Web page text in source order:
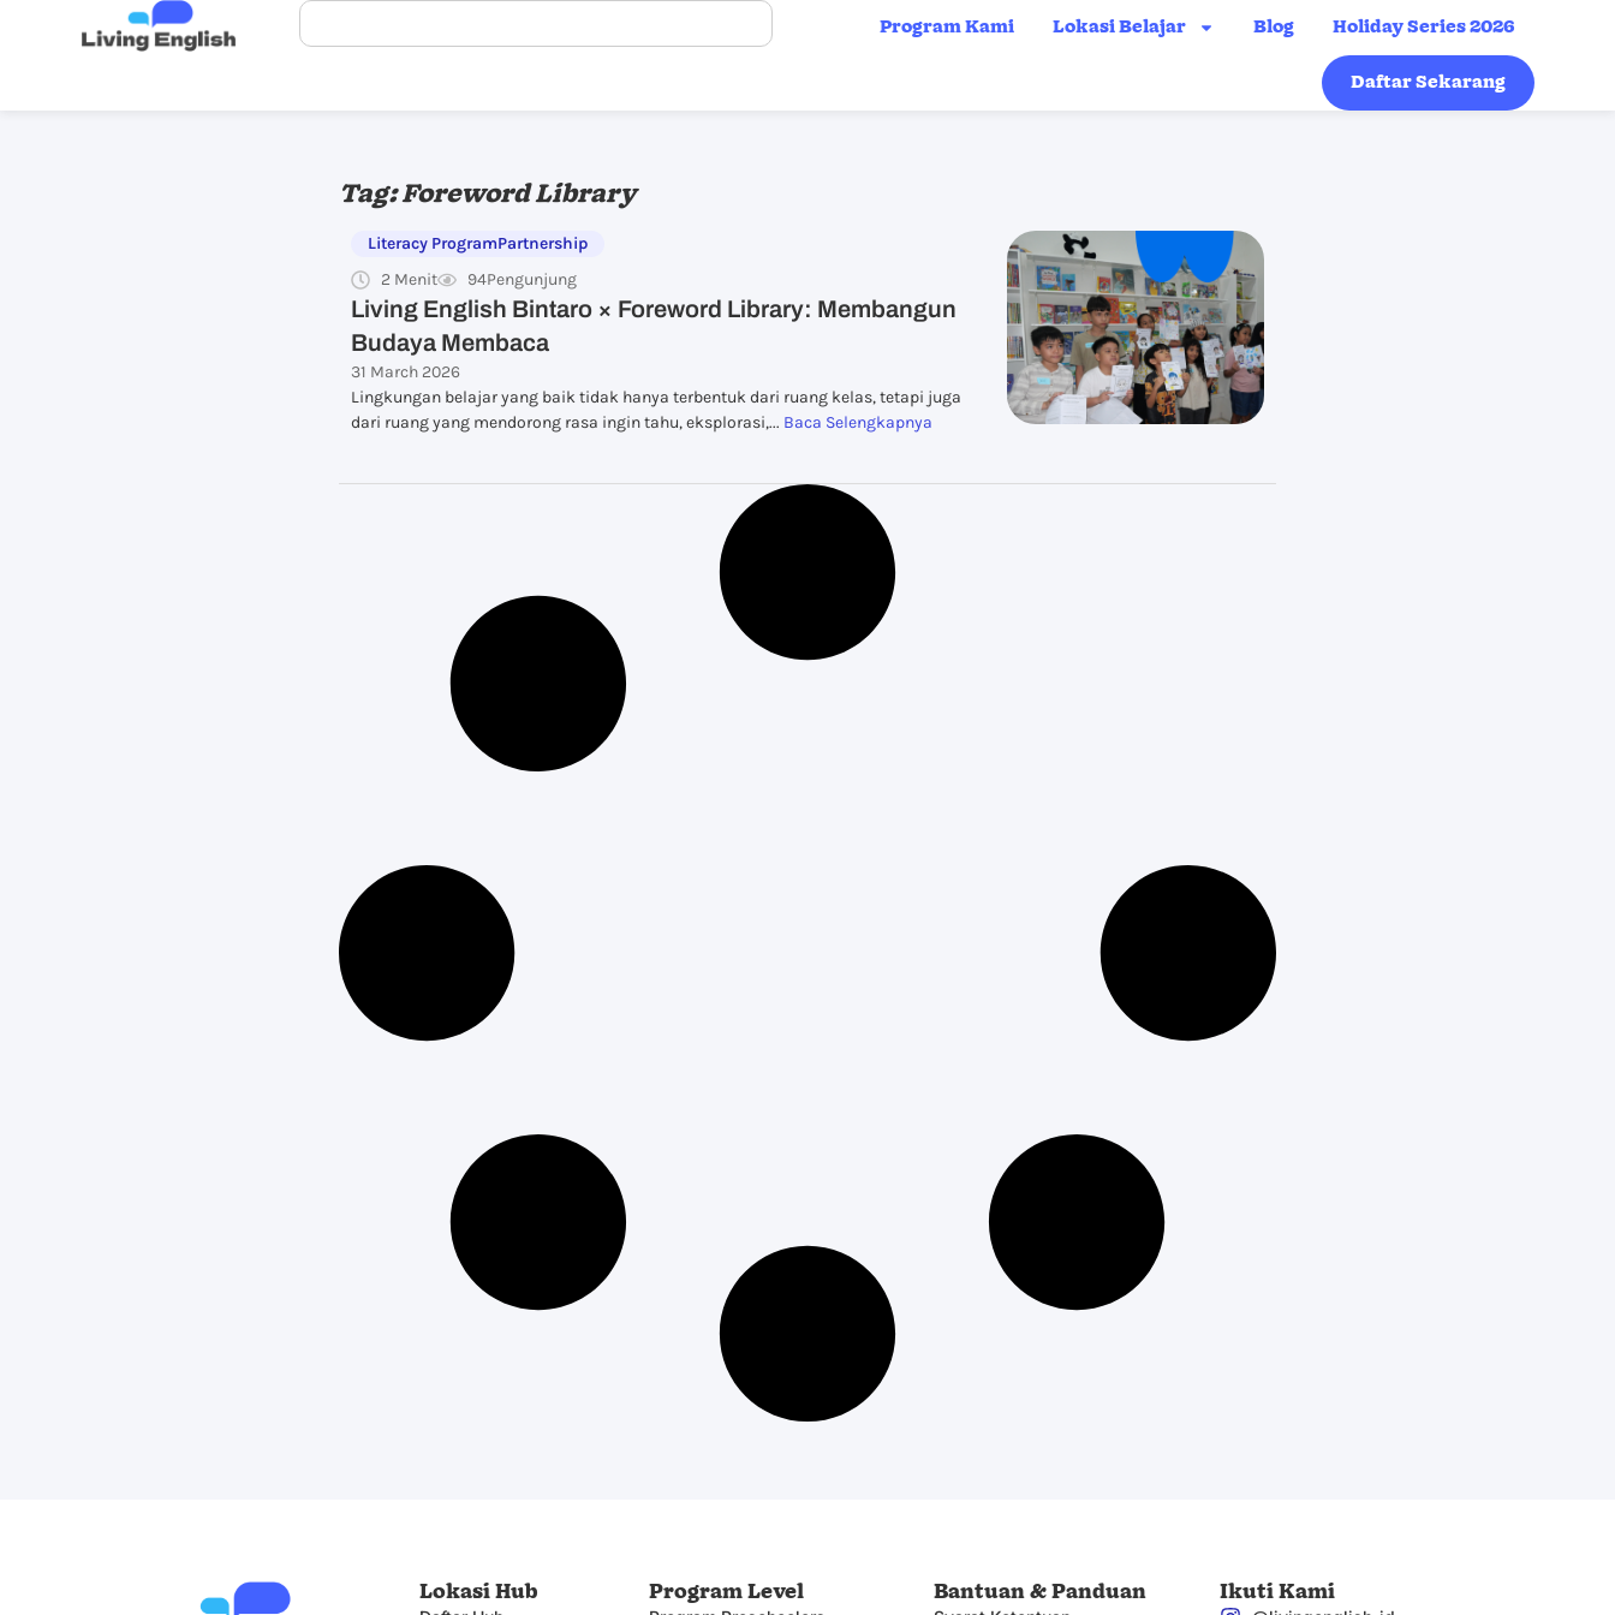
Program Kami Lokasi Belajar Blog Holiday Series 2026
Daftar Sekarang
Tag: Foreword Library
Literacy ProgramPartnership
2 Menit
94Pengunjung
Living English Bintaro × Foreword Library: Membangun
Budaya Membaca
31 March 2026
Lingkungan belajar yang baik tidak hanya terbentuk dari ruang kelas, tetapi juga
dari ruang yang mendorong rasa ingin tahu, eksplorasi,... Baca Selengkapnya
Lokasi Hub Program Level Bantuan & Panduan Ikuti Kami